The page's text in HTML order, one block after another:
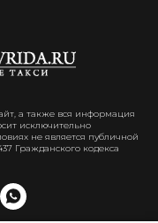
а также вся информация
исключительно
не является публичной
Гражданского кодекса